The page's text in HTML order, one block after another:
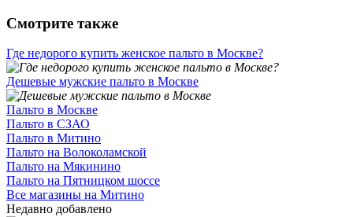
Смотрите также
Где недорого купить женское пальто в Москве?
Дешевые мужские пальто в Москве
Пальто в Москве
Пальто в СЗАО
Пальто в Митино
Пальто на Волоколамской
Пальто на Мякинино
Пальто на Пятницком шоссе
Все магазины на Митино
Недавно добавлено